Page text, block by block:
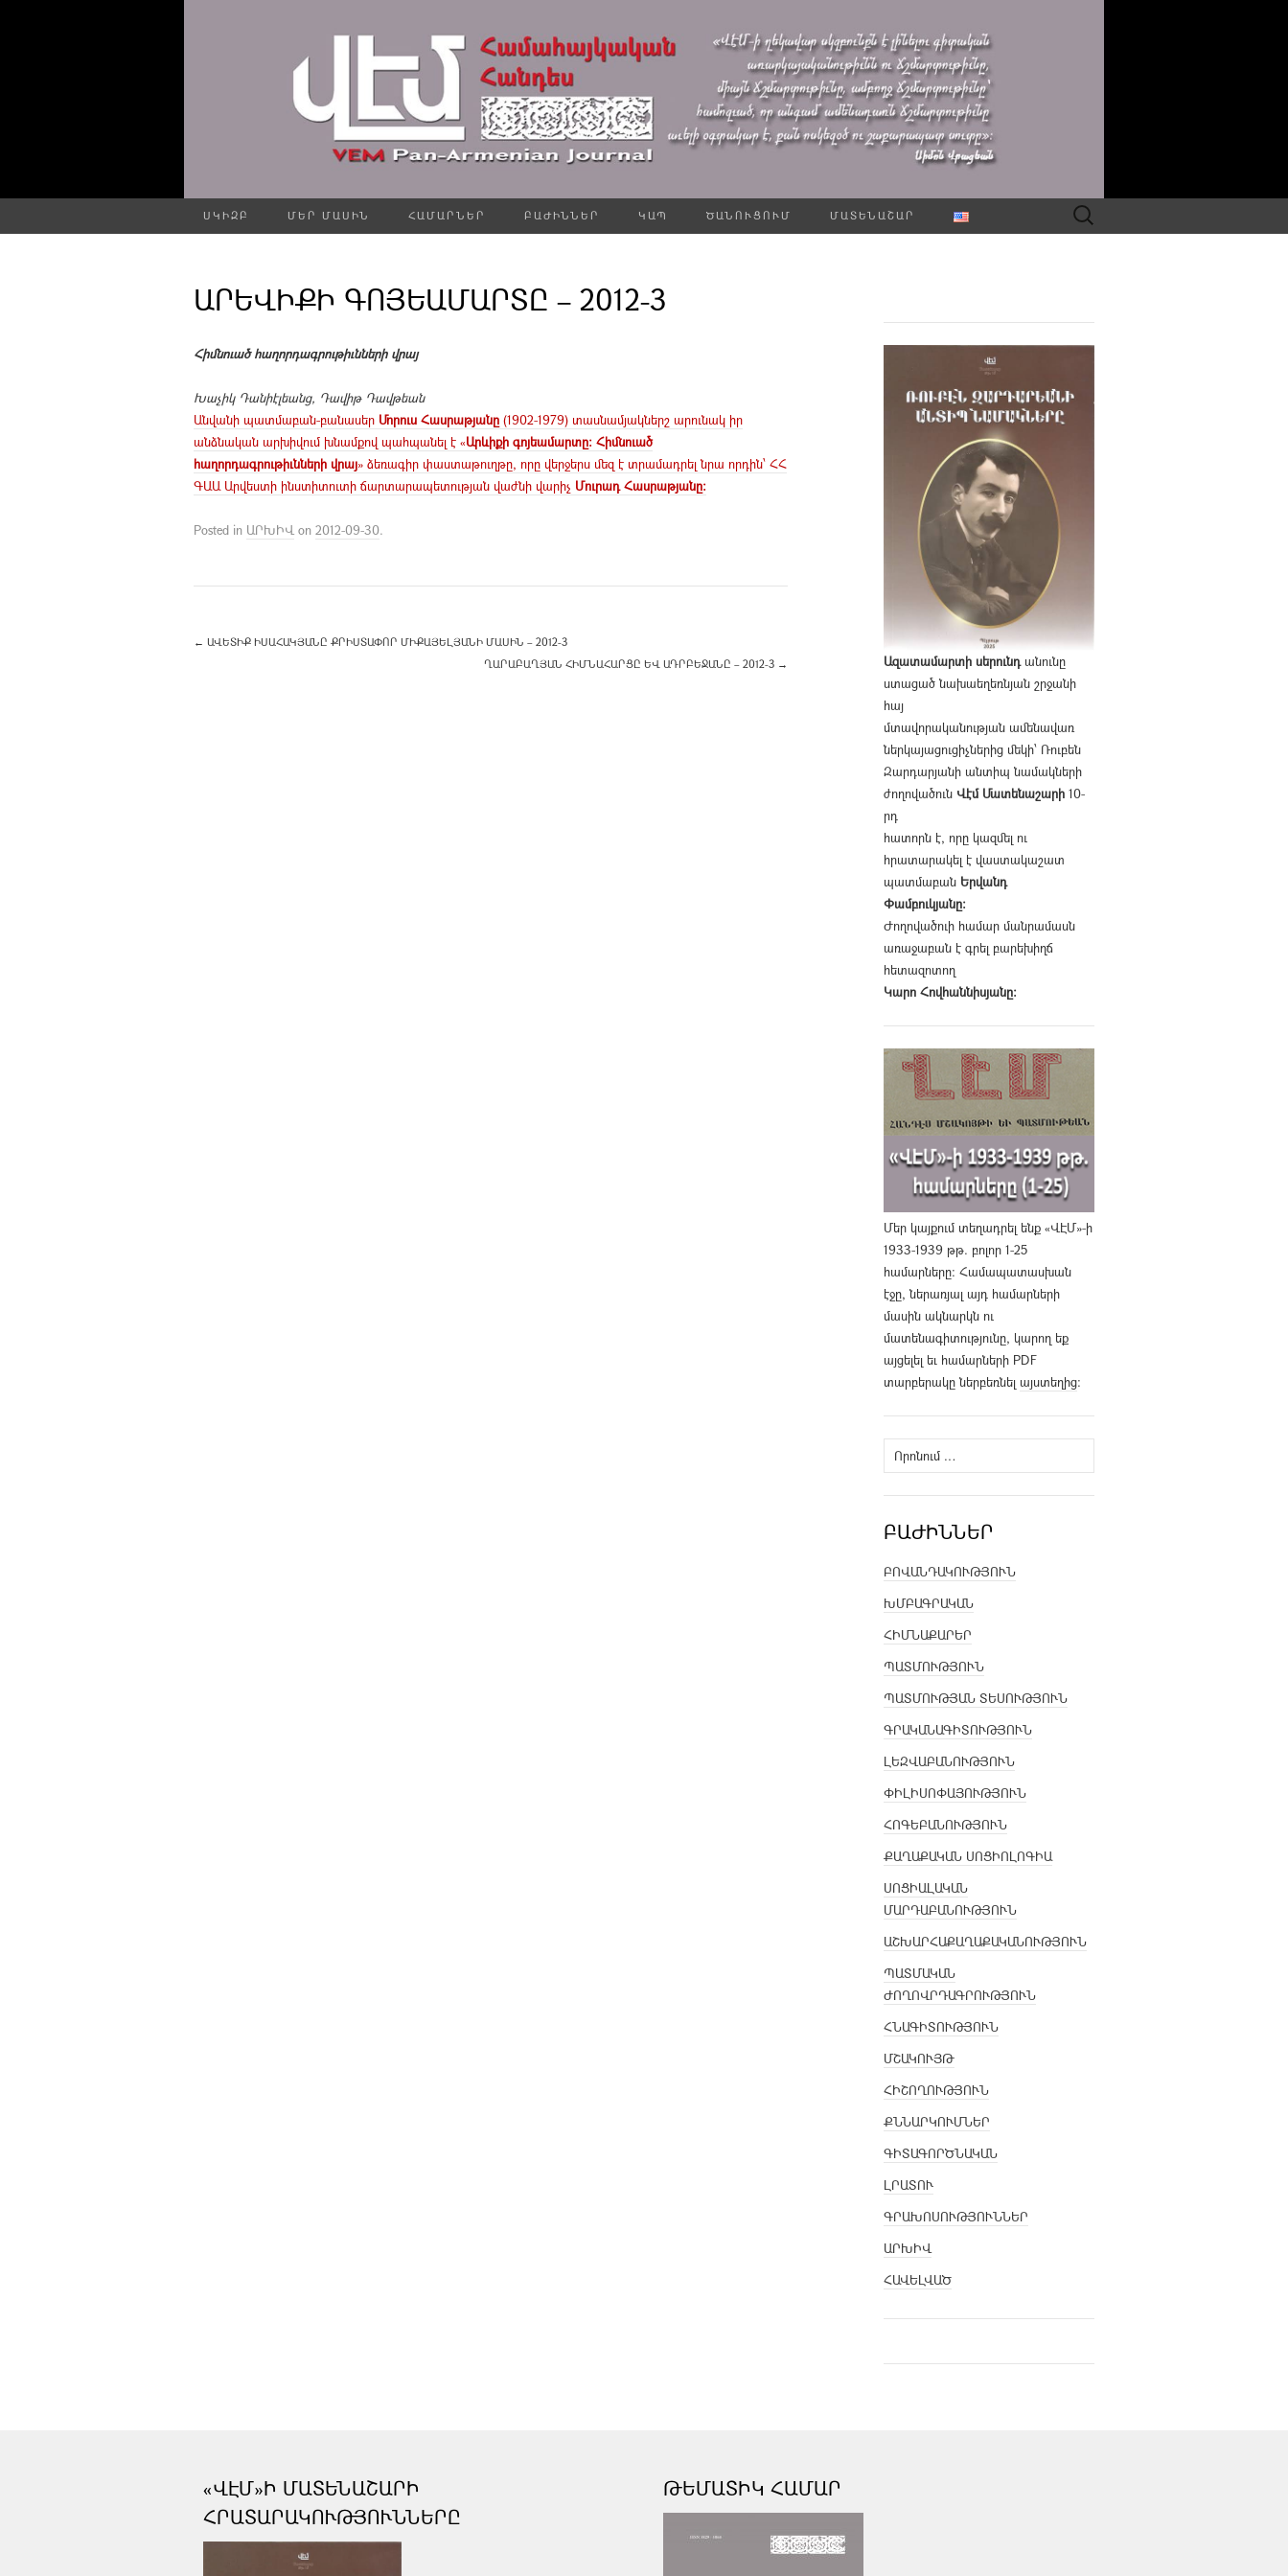
ՍԿԻԶԲ ՄԵՐ ՄԱՍԻՆ ՀԱՄԱՐՆԵՐ ԲԱԺԻՆՆԵՐ ԿԱՊ ԾԱՆՈՒՑՈՒՄ ՄԱՏԵՆԱՇԱՐ Որոնել՝
ԱՐԵՎԻՔԻ ԳՈՅԵԱՄԱՐՏԸ – 2012-3
Հիմնուած հաղորդագրութիւնների վրայ
Խաչիկ Դանիէլեանց, Դավիթ Դավթեան
Անվանի պատմաբան-բանասեր Մորուս Հասրաթյանը (1902-1979) տասնամյակներշ արունակ իր
անձնական արխիվում խնամքով պահպանել է «Արևիքի գոյեամարտը: Հիմնուած
հաղորդագրութիւնների վրայ» ձեռագիր փաստաթուղթը, որը վերջերս մեզ է տրամադրել նրա որդին՝ ՀՀ
ԳԱԱ Արվեստի ինստիտուտի ճարտարապետության վաժնի վարիչ Մուրադ Հասրաթյանը:
Posted in ԱՐԽԻՎ on 2012-09-30.
← ԱՎԵՏԻՔ ԻՍԱՀԱԿՅԱՆԸ ՔՐԻՍՏԱՓՈՐ ՄԻՔԱՅԵԼՅԱՆԻ ՄԱՍԻՆ – 2012-3
ՂԱՐԱԲԱՂՅԱՆ ՀԻՄՆԱՀԱՐՑԸ ԵՎ ԱԴՐԲԵՋԱՆԸ – 2012-3 → Ազատամարտի սերունդանունը
ստացած նախաեղեռնյան շրջանի
հայ
մտավորականության ամենավառ
ներկայացուցիչներից մեկի՝ Ռուբեն
Զարդարյանի անտիպ նամակների
ժողովածուն Վէմ Մատենաշարի 10-
րդ
հատորն է, որը կազմել ու
հրատարակել է վաստակաշատ
պատմաբան Երվանդ
Փամբուկյանը։
Ժողովածուի համար մանրամասն
առաջաբան է գրել բարեխիղճ
հետազոտող
Կարո Հովհաննիսյանը։
Մեր կայքում տեղադրել ենք «ՎԷՄ»-ի
1933-1939 թթ. բոլոր 1-25
համարները։ Համապատասխան
էջը, ներառյալ այդ համարների
մասին ակնարկն ու
մատենագիտությունը, կարող եք
այցելել եւ համարների PDF
տարբերակը ներբեռնել այստեղից։
Որոնել՝
ԲԱԺԻՆՆԵՐ
ԲՈՎԱՆԴԱԿՈՒԹՅՈՒՆ
ԽՄԲԱԳՐԱԿԱՆ
ՀԻՄՆԱՔԱՐԵՐ
ՊԱՏՄՈՒԹՅՈՒՆ
ՊԱՏՄՈՒԹՅԱՆ ՏԵՍՈՒԹՅՈՒՆ
ԳՐԱԿԱՆԱԳԻՏՈՒԹՅՈՒՆ
ԼԵԶՎԱԲԱՆՈՒԹՅՈՒՆ
ՓԻԼԻՍՈՓԱՅՈՒԹՅՈՒՆ
ՀՈԳԵԲԱՆՈՒԹՅՈՒՆ
ՔԱՂԱՔԱԿԱՆ ՍՈՑԻՈԼՈԳԻԱ
ՍՈՑԻԱԼԱԿԱՆ
ՄԱՐԴԱԲԱՆՈՒԹՅՈՒՆ
ԱՇԽԱՐՀԱՔԱՂԱՔԱԿԱՆՈՒԹՅՈՒՆ
ՊԱՏՄԱԿԱՆ
ԺՈՂՈՎՐԴԱԳՐՈՒԹՅՈՒՆ
ՀՆԱԳԻՏՈՒԹՅՈՒՆ
ՄՇԱԿՈՒՅԹ
ՀԻՇՈՂՈՒԹՅՈՒՆ
ՔՆՆԱՐԿՈՒՄՆԵՐ
ԳԻՏԱԳՈՐԾՆԱԿԱՆ
ԼՐԱՏՈՒ
ԳՐԱԽՈՍՈՒԹՅՈՒՆՆԵՐ
ԱՐԽԻՎ
ՀԱՎԵԼՎԱԾ
«ՎԷՄ»Ի ՄԱՏԵՆԱՇԱՐԻ
ՀՐԱՏԱՐԱԿՈՒԹՅՈՒՆՆԵՐԸ
ԹԵՄԱՏԻԿ ՀԱՄԱՐ